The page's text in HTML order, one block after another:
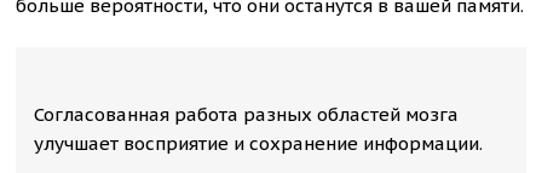
больше вероятности, что они останутся в вашей памяти.
Согласованная работа разных областей мозга
улучшает восприятие и сохранение информации.